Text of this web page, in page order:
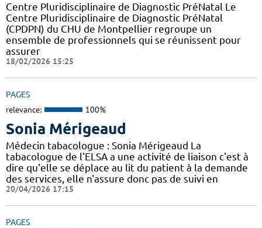
Centre Pluridisciplinaire de Diagnostic PréNatal Le
Centre Pluridisciplinaire de Diagnostic PréNatal
(CPDPN) du CHU de Montpellier regroupe un
ensemble de professionnels qui se réunissent pour
assurer
18/02/2026 15:25
PAGES
relevance: 100%
Sonia Mérigeaud
Médecin tabacologue : Sonia Mérigeaud La
tabacologue de l'ELSA a une activité de liaison c'est à
dire qu'elle se déplace au lit du patient à la demande
des services, elle n'assure donc pas de suivi en
20/04/2026 17:15
PAGES